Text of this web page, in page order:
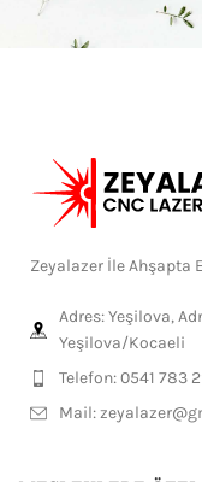
Zeyalazer İle Ahşapta
Adres: Yeşilova,
Yeşilova/Kocaeli
Telefon: 0541 783
Mail: